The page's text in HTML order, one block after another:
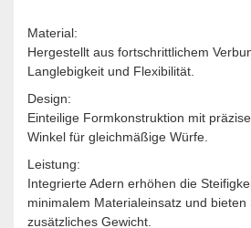
Material:
Hergestellt aus fortschrittlichem
Langlebigkeit und Flexibilität.
Design:
Einteilige Formkonstruktion mit
Winkel für gleichmäßige Würfe.
Leistung:
Integrierte Adern erhöhen die
minimalem Materialeinsatz und bieten
zusätzliches Gewicht.